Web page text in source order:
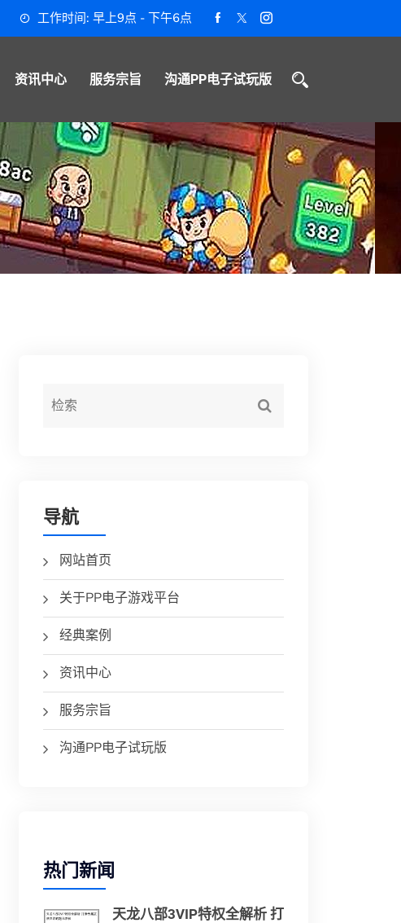
工作时间: 早上9点 - 下午6点
资讯中心 服务宗旨 沟通PP电子试玩版
导航
网站首页
关于PP电子游戏平台
经典案例
资讯中心
服务宗旨
沟通PP电子试玩版
热门新闻
天龙八部3VIP特权全解析 打